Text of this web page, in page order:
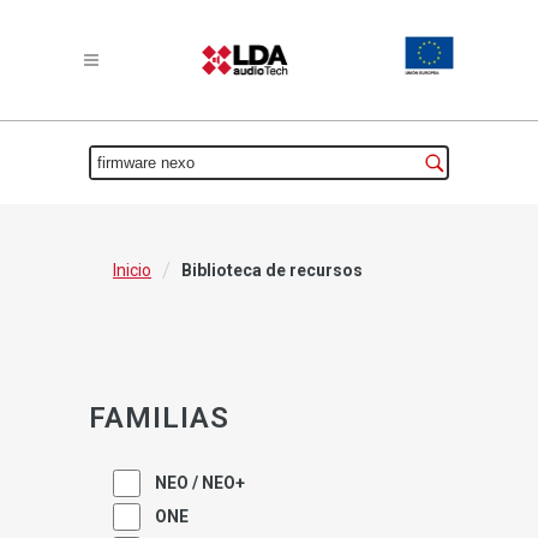
Inicio / Biblioteca de recursos
FAMILIAS
NEO / NEO+
ONE